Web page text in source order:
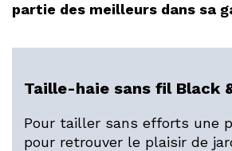
partie des meilleurs dans sa
Taille-haie sans fil Black
Pour tailler sans efforts une
pour retrouver le plaisir de